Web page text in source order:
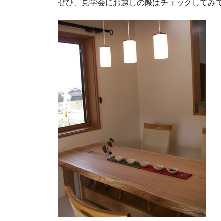
ぜひ、見学会にお越しの際はチェックしてみ